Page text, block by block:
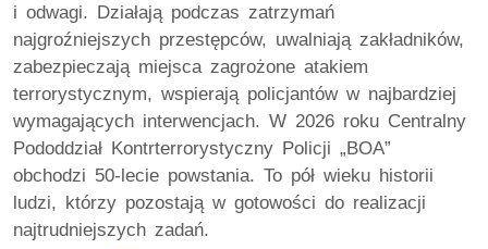
i odwagi. Działają podczas zatrzymań
najgroźniejszych przestępców, uwalniają zakładników,
zabezpieczają miejsca zagrożone atakiem
terrorystycznym, wspierają policjantów w najbardziej
wymagających interwencjach. W 2026 roku Centralny
Pododdział Kontrterrorystyczny Policji „BOA”
obchodzi 50-lecie powstania. To pół wieku historii
ludzi, którzy pozostają w gotowości do realizacji
najtrudniejszych zadań.